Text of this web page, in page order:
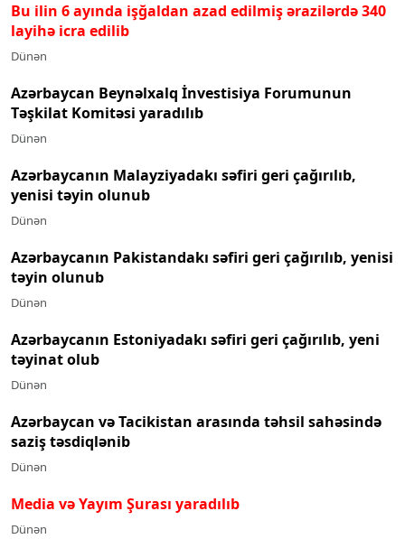
Bu ilin 6 ayında işğaldan azad edilmiş ərazilərdə 340
layihə icra edilib
Dünən
Azərbaycan Beynəlxalq İnvestisiya Forumunun
Təşkilat Komitəsi yaradılıb
Dünən
Azərbaycanın Malayziyadakı səfiri geri çağırılıb,
yenisi təyin olunub
Dünən
Azərbaycanın Pakistandakı səfiri geri çağırılıb, yenisi
təyin olunub
Dünən
Azərbaycanın Estoniyadakı səfiri geri çağırılıb, yeni
təyinat olub
Dünən
Azərbaycan və Tacikistan arasında təhsil sahəsində
saziş təsdiqlənib
Dünən
Media və Yayım Şurası yaradılıb
Dünən